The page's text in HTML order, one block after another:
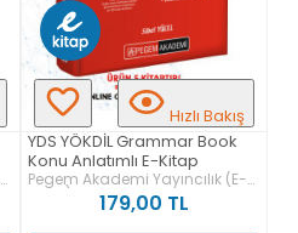
Hızlı Bakış
YDS YÖKDİL Grammar Book
Konu Anlatımlı E-Kitap
Pegem Akademi Yayıncılık (E-
Kitap) 179,00 TL